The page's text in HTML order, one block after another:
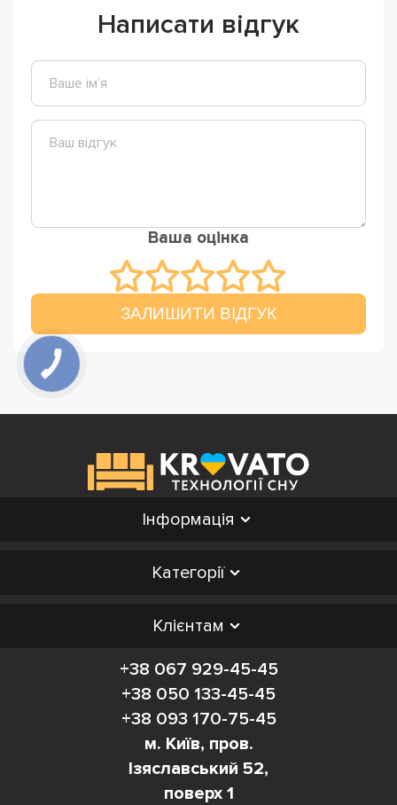
Написати відгук
Ваша оцінка
ЗАЛИШИТИ ВІДГУК
Інформація
Категорії
Клієнтам
+38 067 929-45-45
+38 050 133-45-45
+38 093 170-75-45
м. Київ, пров.
Ізяславський 52,
поверх 1